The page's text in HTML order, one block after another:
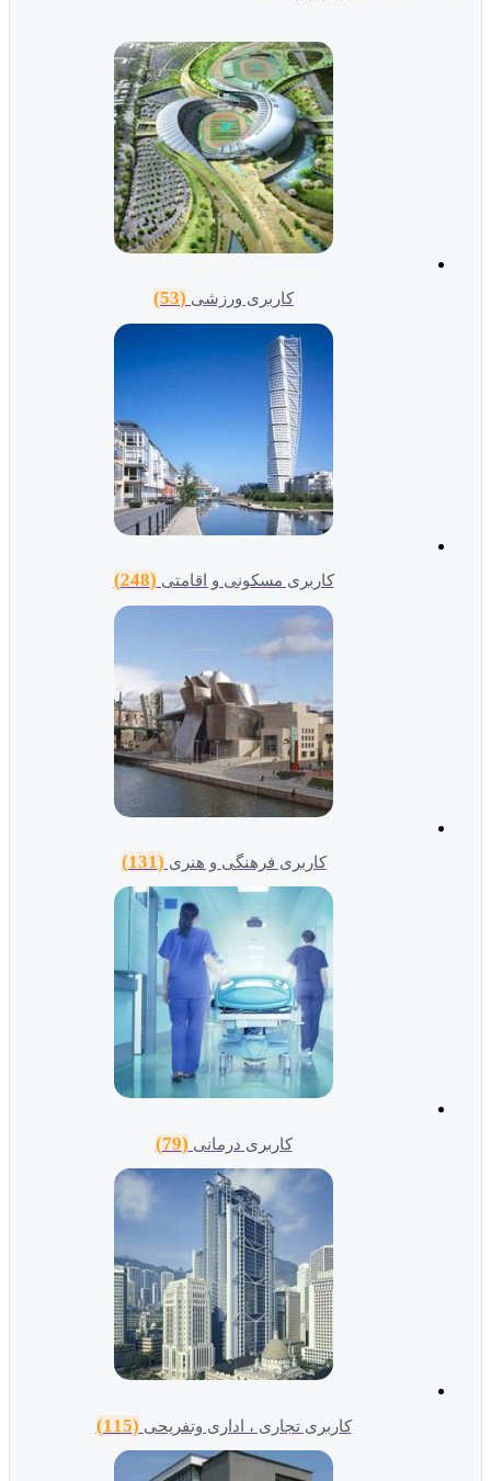
کاربری ورزشی (53)
کاربری مسکونی و اقامتی (248)
کاربری فرهنگی و هنری (131)
کاربری درمانی (79)
کاربری تجاری ، اداری وتفریحی (115)